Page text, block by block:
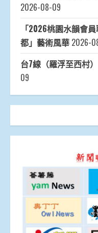
2026-08-09
「2026桃園水韻會
都」藝術風華 2026-
台7線（羅浮至西村
09